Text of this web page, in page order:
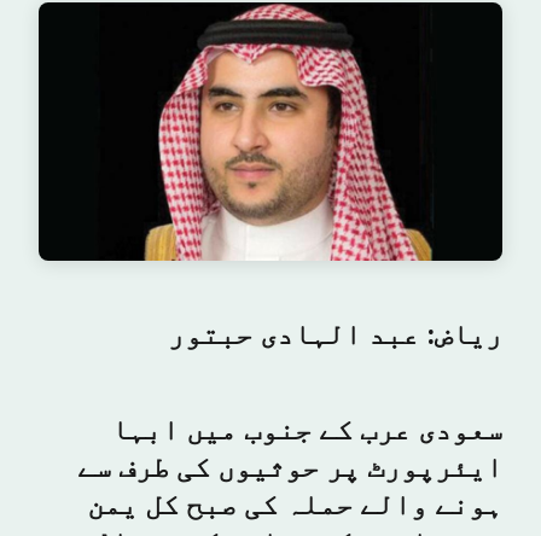
ریاض: عبد الہادی حبتور
سعودی عرب کے جنوب میں ابہا
ایئرپورٹ پر حوثیوں کی طرف سے
ہونے والے حملہ کی صبح کل یمن